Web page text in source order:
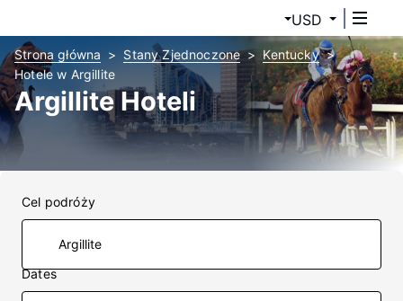
USD
Strona główna Stany Zjednoczone
Kentucky
Hotele w Argillite
Argillite Hoteli
Cel podróży
Dates